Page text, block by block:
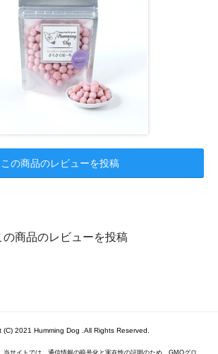
この商品のレビューを投稿
の商品のレビューを投稿
(C) 2021 Humming Dog .All Rights Reserved.
当サイトでは、通信情報の暗号化と実在性の証明のため、GMOグロ